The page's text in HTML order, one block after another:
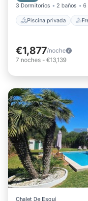
3 Dormitorios 2 baños 6
Piscina privada
€1,877/noche
7 noches - €13,139
Chalet De Esquí